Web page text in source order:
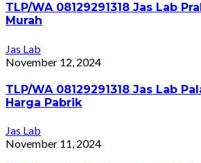
TLP/WA 08129291318 Jas Lab
Murah
Jas Lab
November 12, 2024
TLP/WA 08129291318 Jas Lab
Harga Pabrik
Jas Lab
November 11, 2024